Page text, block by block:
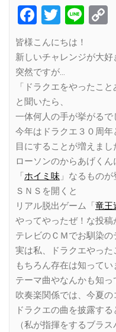
Facebook
Twitter
Line
皆様こんにちは！
新しいチャレンジが大好
突然ですが…
「ドラクエをやったこと
と聞いたら、
一体何人の手が挙がるで
今年はドラクエ３０周年
目にすることが増えまし
ローソンのからあげくん
「ホイミ味 」なるもの
ＳＮＳを開くと
リアル脱出ゲーム「竜王
やってやったぜ！な投稿
テレビのＣＭでお馴染
実は私、ドラクエやった
もちろん存在は知ってい
テーマ曲やなんかも知っ
吹奏楽関係では、今夏
ドラクエの曲を披露す
（私が指揮をするブラ